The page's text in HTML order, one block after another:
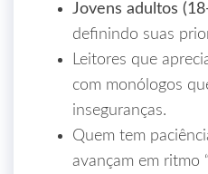
Jovens adultos
definindo suas
Leitores que
com monólogos
inseguranças.
Quem tem
avançam em ritmo